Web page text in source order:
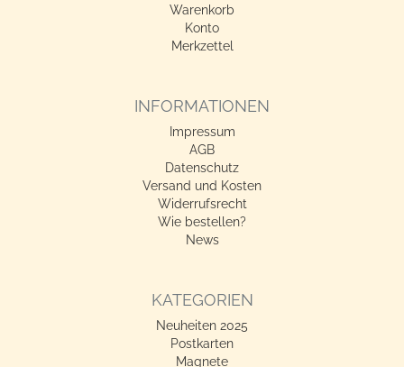
Warenkorb
Konto
Merkzettel
INFORMATIONEN
Impressum
AGB
Datenschutz
Versand und Kosten
Widerrufsrecht
Wie bestellen?
News
KATEGORIEN
Neuheiten 2025
Postkarten
Magnete